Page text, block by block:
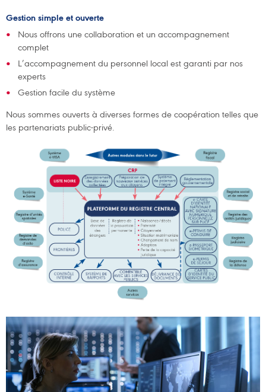
Gestion simple et ouverte
Nous offrons une collaboration et un accompagnement
complet
L’accompagnement du personnel local est garanti par nos
experts
Gestion facile du système
Nous sommes ouverts à diverses formes de coopération telles que
les partenariats public-privé.